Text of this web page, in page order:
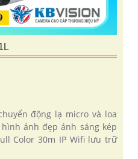
động lạ micro và loa
ảnh đẹp ánh sáng kép
Color 30m IP Wifi lưu trữ